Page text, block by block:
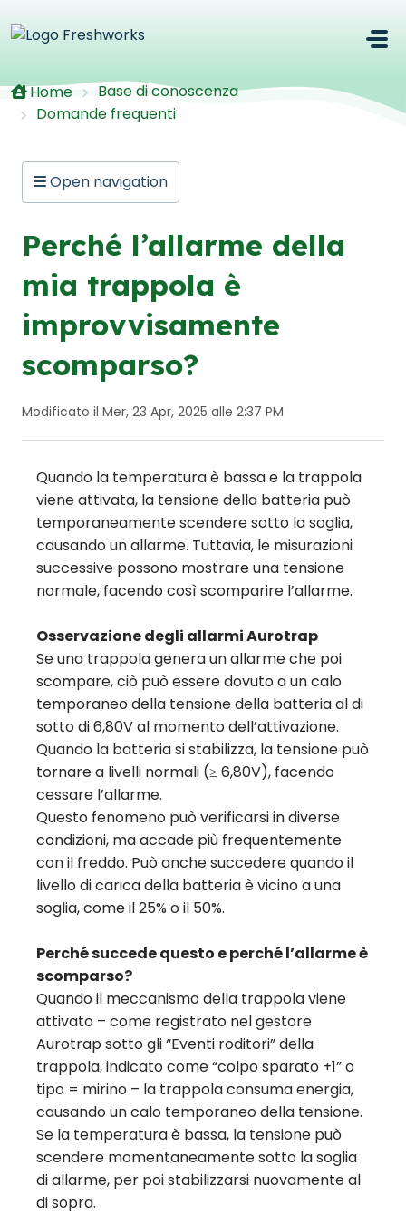
Home
Base di conoscenza
Domande frequenti
Open navigation
Perché l’allarme della
mia trappola è
improvvisamente
scomparso?
Modificato il Mer, 23 Apr, 2025 alle 2:37 PM
Quando la temperatura è bassa e la trappola
viene attivata, la tensione della batteria può
temporaneamente scendere sotto la soglia,
causando un allarme. Tuttavia, le misurazioni
successive possono mostrare una tensione
normale, facendo così scomparire l’allarme.
Osservazione degli allarmi Aurotrap
Se una trappola genera un allarme che poi
scompare, ciò può essere dovuto a un calo
temporaneo della tensione della batteria al di
sotto di 6,80V al momento dell’attivazione.
Quando la batteria si stabilizza, la tensione può
tornare a livelli normali (≥ 6,80V), facendo
cessare l’allarme.
Questo fenomeno può verificarsi in diverse
condizioni, ma accade più frequentemente
con il freddo. Può anche succedere quando il
livello di carica della batteria è vicino a una
soglia, come il 25% o il 50%.
Perché succede questo e perché l’allarme è
scomparso?
Quando il meccanismo della trappola viene
attivato – come registrato nel gestore
Aurotrap sotto gli “Eventi roditori” della
trappola, indicato come “colpo sparato +1” o
tipo = mirino – la trappola consuma energia,
causando un calo temporaneo della tensione.
Se la temperatura è bassa, la tensione può
scendere momentaneamente sotto la soglia
di allarme, per poi stabilizzarsi nuovamente al
di sopra.